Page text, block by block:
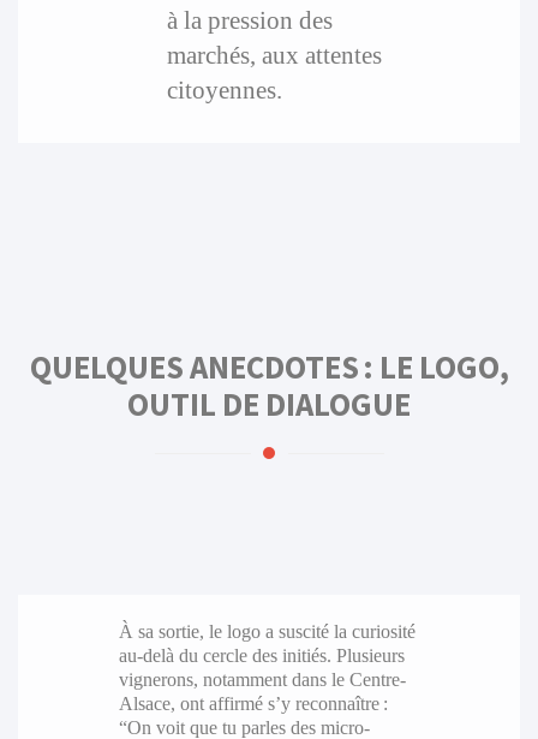
à la pression des
marchés, aux attentes
citoyennes.
QUELQUES ANECDOTES : LE LOGO,
OUTIL DE DIALOGUE
À sa sortie, le logo a suscité la curiosité
au-delà du cercle des initiés. Plusieurs
vignerons, notamment dans le Centre-
Alsace, ont affirmé s’y reconnaître :
“On voit que tu parles des micro-